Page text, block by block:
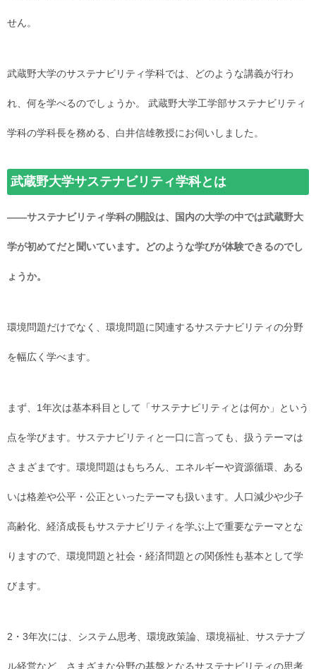
せん。
武蔵野大学のサステナビリティ学科では、どのような講義が行わ
れ、何を学べるのでしょうか。 武蔵野大学工学部サステナビリティ
学科の学科長を務める、白井信雄教授にお伺いしました。
武蔵野大学サステナビリティ学科とは
――サステナビリティ学科の開設は、国内の大学の中では武蔵野大
学が初めてだと聞いています。どのような学びが体験できるのでし
ょうか。
環境問題だけでなく、環境問題に関連するサステナビリティの分野
を幅広く学べます。
まず、1年次は基本科目として「サステナビリティとは何か」という
点を学びます。サステナビリティと一口に言っても、扱うテーマは
さまざまです。環境問題はもちろん、エネルギーや資源循環、ある
いは格差や公平・公正といったテーマも扱います。人口減少や少子
高齢化、経済成長もサステナビリティを学ぶ上で重要なテーマとな
りますので、環境問題と社会・経済問題との関係性も基本として学
びます。
2・3年次には、システム思考、環境政策論、環境福祉、サステナブ
ル経営など、さまざまな分野の基盤となるサステナビリティの思考